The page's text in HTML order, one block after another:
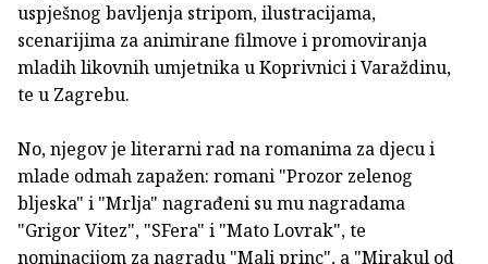
uspješnog bavljenja stripom, ilustracijama,
scenarijima za animirane filmove i promoviranja
mladih likovnih umjetnika u Koprivnici i Varaždinu,
te u Zagrebu.
No, njegov je literarni rad na romanima za djecu i
mlade odmah zapažen: romani "Prozor zelenog
bljeska" i "Mrlja" nagrađeni su mu nagradama
"Grigor Vitez", "SFera" i "Mato Lovrak", te
nominacijom za nagradu "Mali princ", a "Mirakul od